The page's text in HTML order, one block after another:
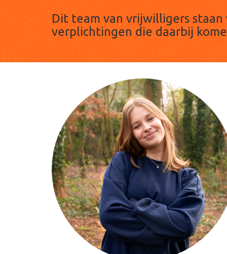
Dit team van vrijwilligers
verplichtingen die daarbij